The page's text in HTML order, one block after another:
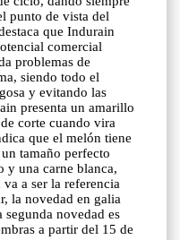
punto de vista del
que Indurain
comercial
problemas de
siendo todo el
y evitando las
presenta un amarillo
corte cuando vira
que el melón tiene
tamaño perfecto
y una carne blanca,
a ser la referencia
la novedad en galia
segunda novedad es
a partir del 15 de